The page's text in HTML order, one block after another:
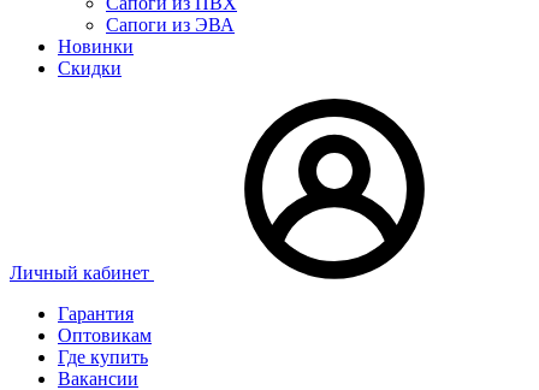
Сапоги из ЭВА
Новинки
Скидки
Личный кабинет
Гарантия
Оптовикам
Где купить
Вакансии